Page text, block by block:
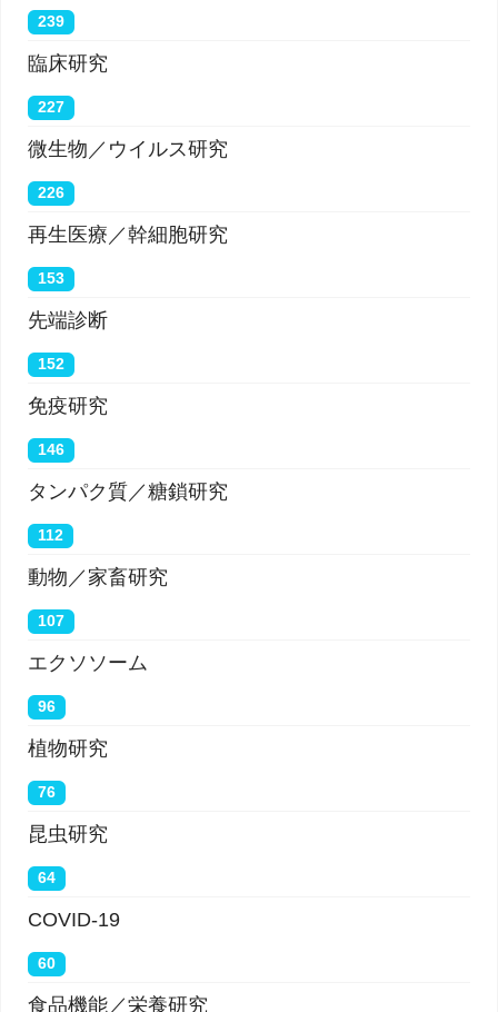
239
臨床研究
227
微生物／ウイルス研究
226
再生医療／幹細胞研究
153
先端診断
152
免疫研究
146
タンパク質／糖鎖研究
112
動物／家畜研究
107
エクソソーム
96
植物研究
76
昆虫研究
64
COVID-19
60
食品機能／栄養研究